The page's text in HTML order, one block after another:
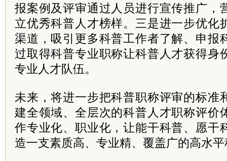
报案例及评审通过人员进行宣传推广，
立优秀科普人才榜样。三是进一步优化
渠道，吸引更多科普工作者了解、申报
过取得科普专业职称让科普人才获得身
专业人才队伍。
未来，将进一步把科普职称评审的标准
建全领域、全层次的科普人才职称评价
作专业化、职业化，让能干科普、愿干
造一支素质高、专业精、覆盖广的高水